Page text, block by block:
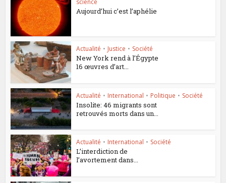
science
Aujourd’hui c’est l’aphélie
Actualité • Justice • Société
New York rend à l’Égypte
16 œuvres d’art...
Actualité • International • Politique • Société
Insolite: 46 migrants sont
retrouvés morts dans un...
Actualité • International • Société
L’interdiction de
l’avortement dans...